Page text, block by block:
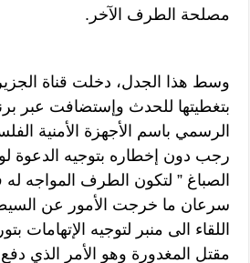
مصلحة الطرف الآخر.
وسط هذا الجدل، دخلت قناة
بتغطيتها للحدث وإستضافت عبر
الرسمي باسم الأجهزة الأمنية
رجب دون إخطاره بتوجيه الدعوة
الصباغ ” لتكون الطرف المواجه له
سرعان ما خرجت الأمور عن
اللقاء الى منبر لتوجيه الإتهامات
مقتل المغدورة وهو الأمر الذي دفع